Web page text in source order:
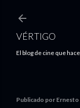
VÉRTIGO
El blog de cine que
Publicado por